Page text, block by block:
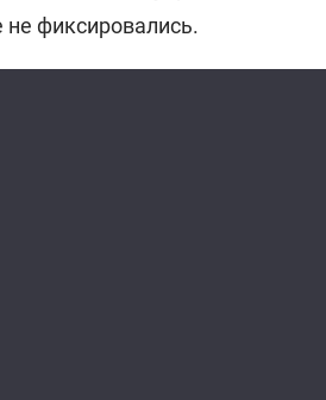
не фиксировались.